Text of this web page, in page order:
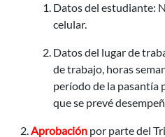
Datos del estudiante:
celular.
Datos del lugar de
de trabajo, horas
período de la pasantía
que se prevé
Aprobación por parte del